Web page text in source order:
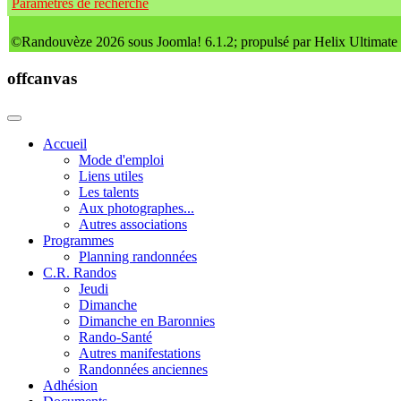
Paramètres de recherche
©Randouvèze 2026 sous Joomla! 6.1.2; propulsé par Helix Ultimate
offcanvas
Accueil
Mode d'emploi
Liens utiles
Les talents
Aux photographes...
Autres associations
Programmes
Planning randonnées
C.R. Randos
Jeudi
Dimanche
Dimanche en Baronnies
Rando-Santé
Autres manifestations
Randonnées anciennes
Adhésion